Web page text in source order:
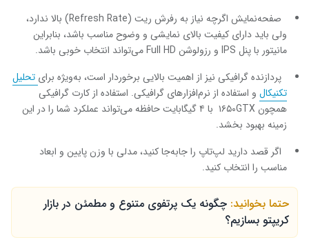
صفحه‌نمایش اگرچه نیاز به رفرش ریت (Refresh Rate) بالا ندارد،
ولی باید دارای کیفیت بالای نمایشی و وضوح مناسب باشد، بنابراین
مانیتور با پنل IPS و رزولوشن Full HD می‌تواند انتخاب خوبی باشد.
پردازنده گرافیکی نیز از اهمیت بالایی برخوردار است، به‌ویژه برای تحلیل
تکنیکال و استفاده از نرم‌افزارهای گرافیکی. استفاده از کارت گرافیکی
همچون ۱۶۵۰GTX با ۴ گیگابایت حافظه می‌تواند عملکرد شما را در این
زمینه بهبود بخشد.
اگر قصد دارید لپ‌تاپ را جابه‌جا کنید، مدلی با وزن پایین و ابعاد
مناسب را انتخاب کنید.
حتما بخوانید: چگونه یک پرتفوی متنوع و مطمئن در بازار
کریپتو بسازیم؟